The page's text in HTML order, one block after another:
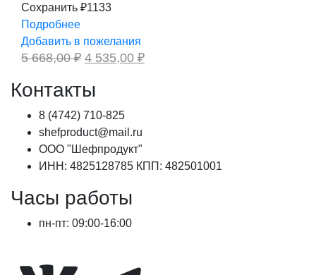
Сохранить ₽1133
Подробнее
Добавить в пожелания
5 668,00₽ Первоначальная
цена
5
4 535,00 ₽Текущая
цена:
Контакты
8 (4742) 710-825
shefproduct@mail.ru
ООО "Шефпродукт"
ИНН: 4825128785 КПП: 482501001
Часы работы
пн-пт: 09:00-16:00